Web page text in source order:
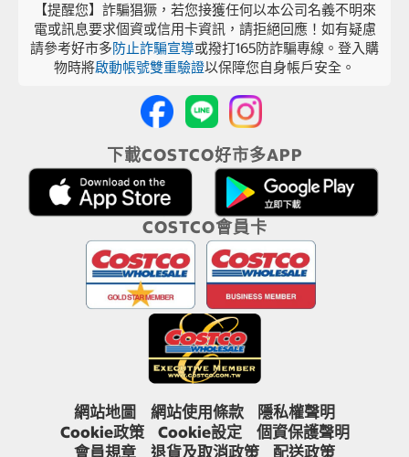
【提醒您】詐騙猖獗，若您接獲任何以本公司名義不明來
電或訊息要求個資或信用卡資訊，請拒絕回應！如有疑慮
請參考好市多防止詐騙宣導或撥打165防詐騙專線。登入購
物時將啟動帳號雙重驗證以保障您自身帳戶安全。
下載COSTCO好市多APP
COSTCO會員卡
網站地圖 網站使用條款
隱私權聲明
Cookie政策
Cookie設定
個資保護聲明
會員規章
退貨及取消政策 配送政策